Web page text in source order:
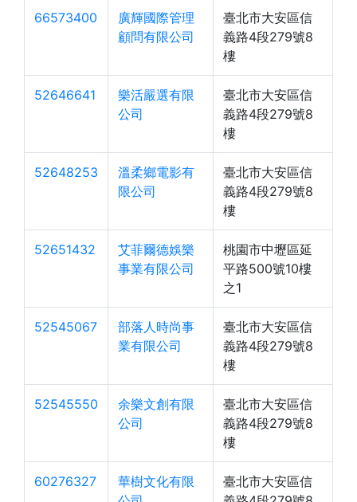
66573400
廣輝國際管理
顧問有限公司
臺北市大安區信
義路4段279號8
樓
52646641
樂活嚴選有限
公司
臺北市大安區信
義路4段279號8
樓
52648253
溫柔鄉電影有
限公司
臺北市大安區信
義路4段279號8
樓
52651432
艾菲爾德娛樂
事業有限公司
桃園市中壢區延
平路500號10樓
之1
52545067
部落人時尚事
業有限公司
臺北市大安區信
義路4段279號8
樓
52545550
余樂文創有限
公司
臺北市大安區信
義路4段279號8
樓
60276327
華樹文化有限
臺北市大安區信